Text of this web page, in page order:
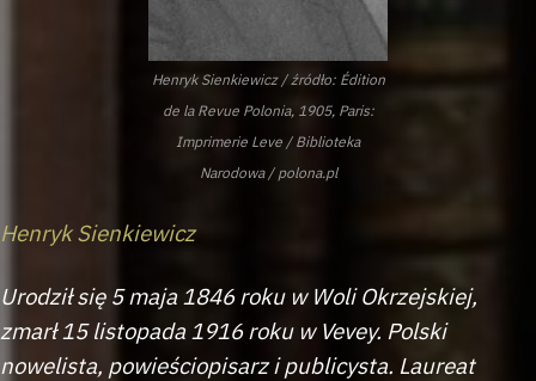
Henryk Sienkiewicz / źródło: Édition
de la Revue Polonia, 1905, Paris:
Imprimerie Leve / Biblioteka
Narodowa / polona.pl
Henryk Sienkiewicz
Urodził się 5 maja 1846 roku w Woli Okrzejskiej,
zmarł 15 listopada 1916 roku w Vevey. Polski
nowelista, powieściopisarz i publicysta. Laureat